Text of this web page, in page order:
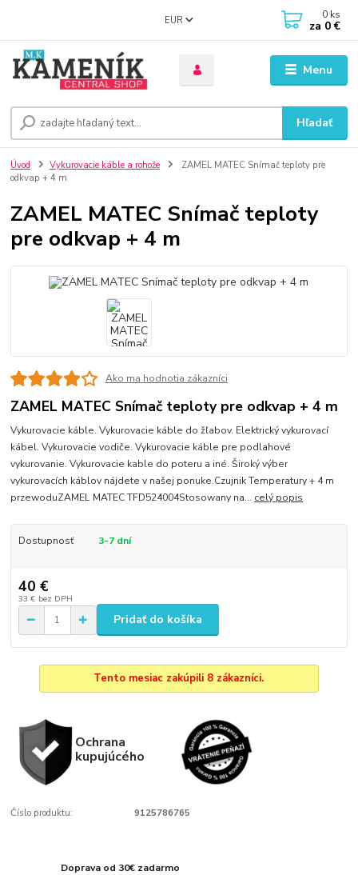
Menu
EUR
Hľadať
0 ks
za 0 €
Úvod Vykurovacie káble a rohože
ZAMEL MATEC Snímač teploty pre
odkvap + 4 m
ZAMEL MATEC Snímač teploty
pre odkvap + 4 m
Ako ma hodnotia zákazníci
ZAMEL MATEC Snímač teploty pre odkvap + 4 m
Vykurovacie káble. Vykurovacie káble do žľabov. Elektrický vykurovací
kábel. Vykurovacie vodiče. Vykurovacie káble pre podlahové
vykurovanie. Vykurovacie kable do poteru a iné. Široký výber
vykurovacích káblov nájdete v našej ponuke.Czujnik Temperatury + 4 m
przewoduZAMEL MATEC TFD524004Stosowany na... celý popis
Dostupnosť 3-7 dní
40 €
33 € bez DPH
Pridať do košíka
Tento mesiac zakúpili 8 zákazníci.
Ochrana
kupujúcého
Číslo produktu: 9125786765
Doprava od 30€ zadarmo